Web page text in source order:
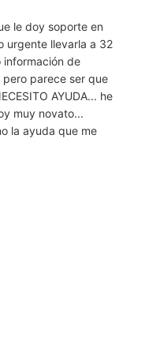
le doy soporte en
urgente llevarla a 32
información de
parece ser que
AYUDA... he
muy novato...
la ayuda que me